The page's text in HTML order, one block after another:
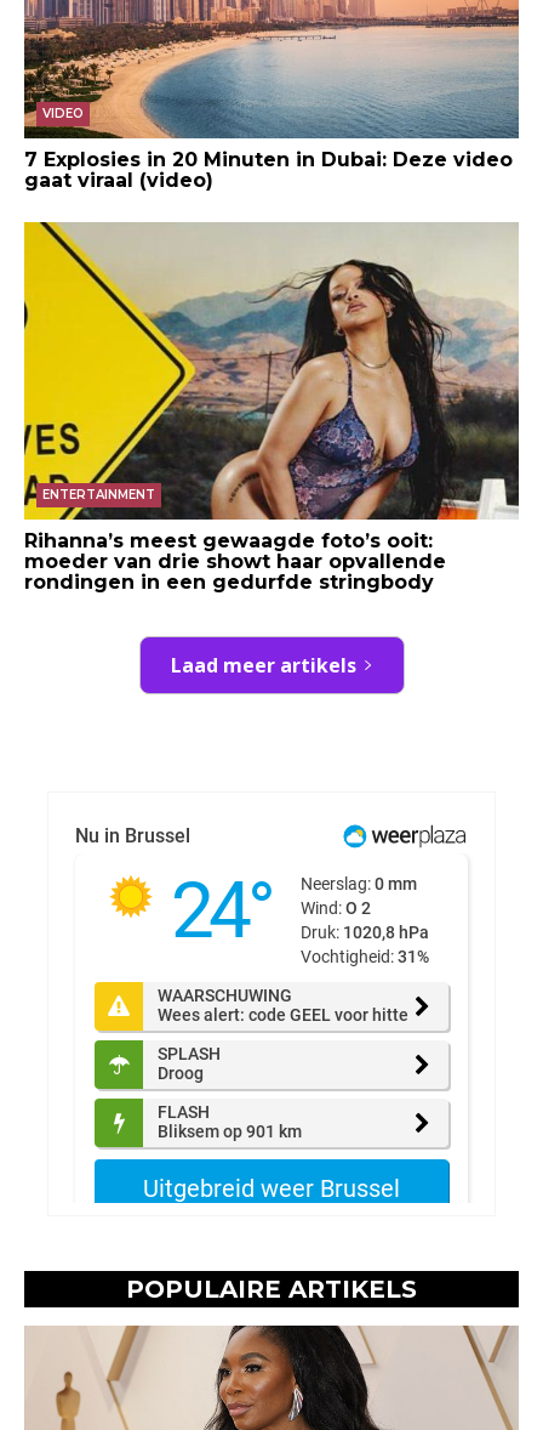
VIDEO
7 Explosies in 20 Minuten in Dubai: Deze video
gaat viraal (video)
ENTERTAINMENT
Rihanna’s meest gewaagde foto’s ooit:
moeder van drie showt haar opvallende
rondingen in een gedurfde stringbody
Laad meer artikels
POPULAIRE ARTIKELS